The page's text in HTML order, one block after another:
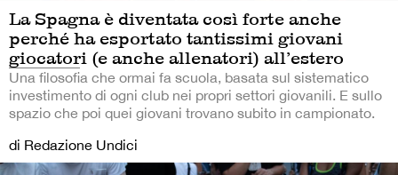
La Spagna è diventata così forte anche
perché ha esportato tantissimi giovani
giocatori (e anche allenatori) all’estero
Una filosofia che ormai fa scuola, basata sul sistematico
investimento di ogni club nei propri settori giovanili. E sullo
spazio che poi quei giovani trovano subito in campionato.
di Redazione Undici